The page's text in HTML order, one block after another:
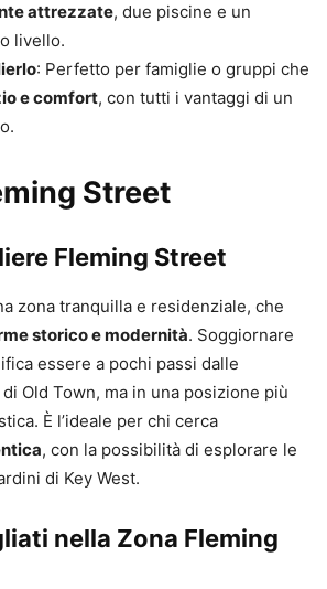
attrezzate, due piscine e un
livello.
: Perfetto per famiglie o gruppi che
e comfort, con tutti i vantaggi di un
Street
Fleming Street
zona tranquilla e residenziale, che
storico e modernità. Soggiornare
essere a pochi passi dalle
Old Town, ma in una posizione più
È l’ideale per chi cerca
, con la possibilità di esplorare le
di Key West.
nella Zona Fleming